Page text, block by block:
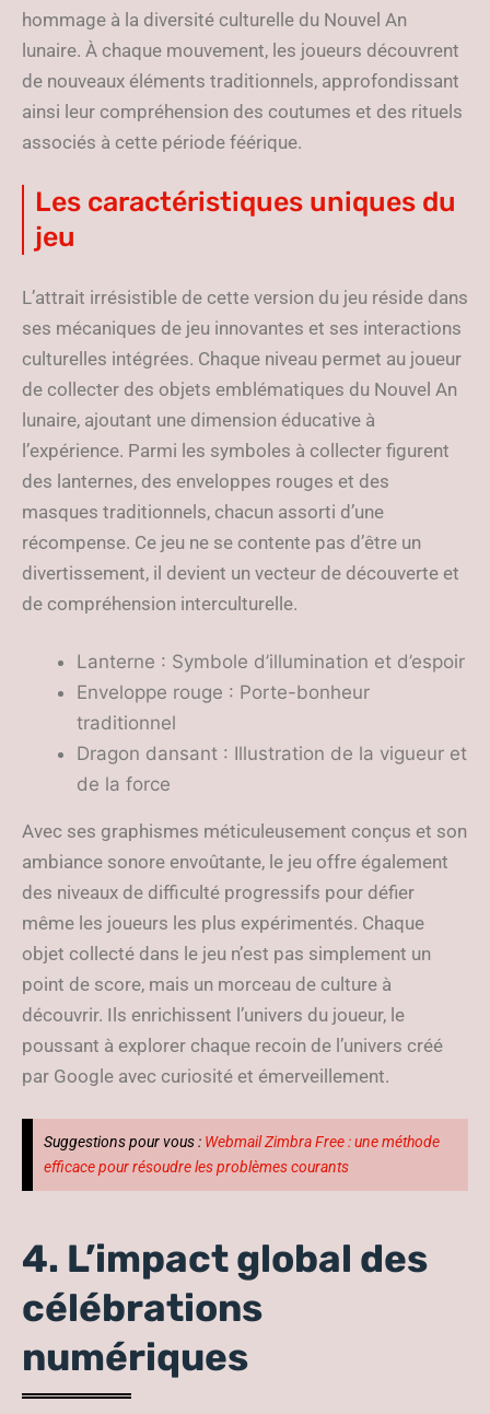
hommage à la diversité culturelle du Nouvel An
lunaire. À chaque mouvement, les joueurs découvrent
de nouveaux éléments traditionnels, approfondissant
ainsi leur compréhension des coutumes et des rituels
associés à cette période féérique.
Les caractéristiques uniques du
jeu
L’attrait irrésistible de cette version du jeu réside dans
ses mécaniques de jeu innovantes et ses interactions
culturelles intégrées. Chaque niveau permet au joueur
de collecter des objets emblématiques du Nouvel An
lunaire, ajoutant une dimension éducative à
l’expérience. Parmi les symboles à collecter figurent
des lanternes, des enveloppes rouges et des
masques traditionnels, chacun assorti d’une
récompense. Ce jeu ne se contente pas d’être un
divertissement, il devient un vecteur de découverte et
de compréhension interculturelle.
Lanterne : Symbole d’illumination et d’espoir
Enveloppe rouge : Porte-bonheur
traditionnel
Dragon dansant : Illustration de la vigueur et
de la force
Avec ses graphismes méticuleusement conçus et son
ambiance sonore envoûtante, le jeu offre également
des niveaux de difficulté progressifs pour défier
même les joueurs les plus expérimentés. Chaque
objet collecté dans le jeu n’est pas simplement un
point de score, mais un morceau de culture à
découvrir. Ils enrichissent l’univers du joueur, le
poussant à explorer chaque recoin de l’univers créé
par Google avec curiosité et émerveillement.
Suggestions pour vous : Webmail Zimbra Free : une méthode
efficace pour résoudre les problèmes courants
4. L’impact global des
célébrations
numériques